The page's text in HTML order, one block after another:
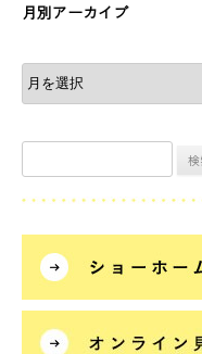
月別アーカイブ